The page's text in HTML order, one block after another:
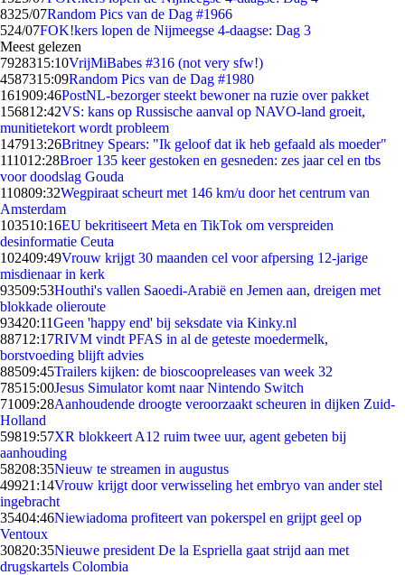
8325/07Random Pics van de Dag #1966
524/07FOK!kers lopen de Nijmeegse 4-daagse: Dag 3
Meest gelezen
7928315:10VrijMiBabes #316 (not very sfw!)
4587315:09Random Pics van de Dag #1980
161909:46PostNL-bezorger steekt bewoner na ruzie over pakket
156812:42VS: kans op Russische aanval op NAVO-land groeit,
munitietekort wordt probleem
147913:26Britney Spears: "Ik geloof dat ik heb gefaald als moeder"
111012:28Broer 135 keer gestoken en gesneden: zes jaar cel en tbs
voor doodslag Gouda
110809:32Wegpiraat scheurt met 146 km/u door het centrum van
Amsterdam
103510:16EU bekritiseert Meta en TikTok om verspreiden
desinformatie Ceuta
102409:49Vrouw krijgt 30 maanden cel voor afpersing 12-jarige
misdienaar in kerk
93509:53Houthi's vallen Saoedi-Arabië en Jemen aan, dreigen met
blokkade olieroute
93420:11Geen 'happy end' bij seksdate via Kinky.nl
88712:17RIVM vindt PFAS in al de geteste moedermelk,
borstvoeding blijft advies
88509:45Trailers kijken: de bioscoopreleases van week 32
78515:00Jesus Simulator komt naar Nintendo Switch
71009:28Aanhoudende droogte veroorzaakt scheuren in dijken Zuid-
Holland
59819:57XR blokkeert A12 ruim twee uur, agent gebeten bij
aanhouding
58208:35Nieuw te streamen in augustus
49921:14Vrouw krijgt door verwisseling het embryo van ander stel
ingebracht
35404:46Niewiadoma profiteert van pokerspel en grijpt geel op
Ventoux
30820:35Nieuwe president De la Espriella gaat strijd aan met
drugskartels Colombia